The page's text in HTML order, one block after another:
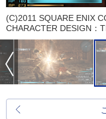
(C)2011 SQUARE ENIX
CHARACTER DESIGN：